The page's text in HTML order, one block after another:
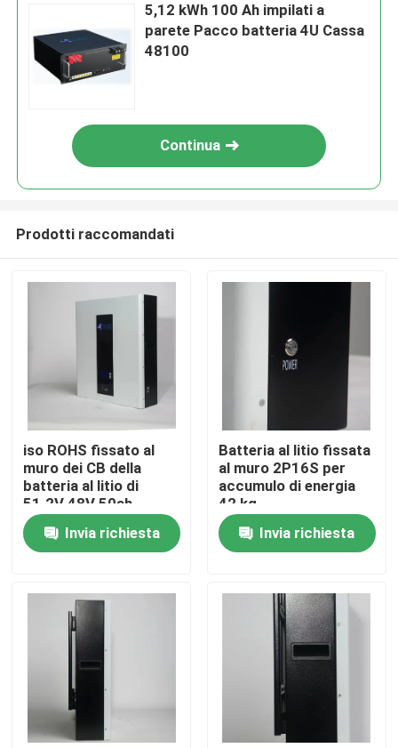
Casa
Prodotti
Fatory Tour
Contattaci
5,12 kWh 100 Ah impilati a
parete Pacco batteria 4U Cassa
48100
Continua
Prodotti raccomandati
iso ROHS fissato al
muro dei CB della
batteria al litio di
51.2V 48V 50ah
LiFePO4
Invia richiesta
Batteria al litio fissata
al muro 2P16S per
accumulo di energia
42 kg
Invia richiesta